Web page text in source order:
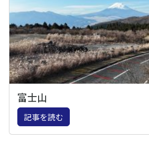
富士山
記事を読む